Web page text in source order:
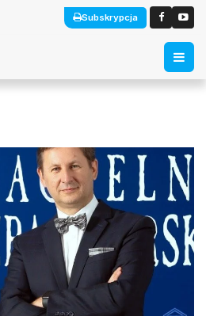
Subskrypcja